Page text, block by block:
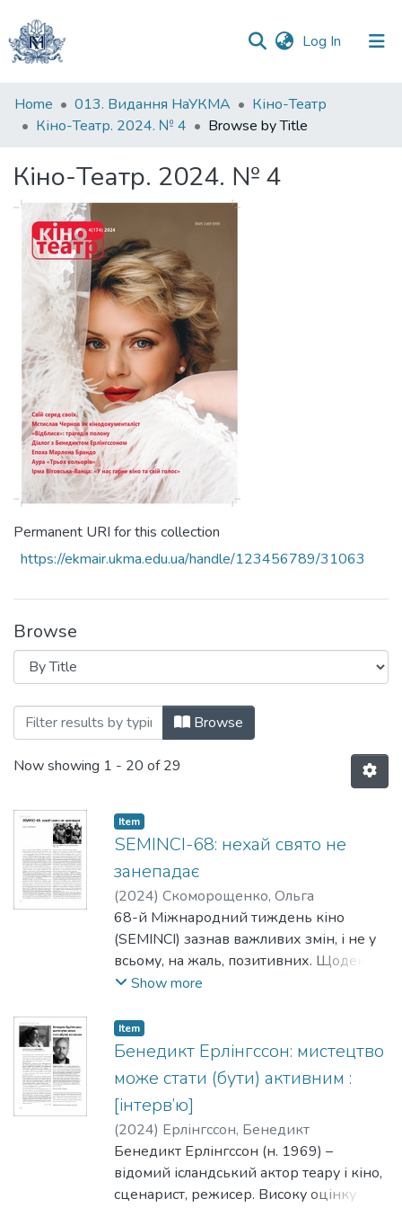
Log In (current)
Communities
&
All of DSpace
Home 013. Видання НаУКМА
Кіно-Театр
Кіно-Театр. 2024. № 4
Browse by Title
Кіно-Театр. 2024. № 4
Permanent URI for this collection
https://ekmair.ukma.edu.ua/handle/123456789/31063
Browse
Browsing Кіно-Театр. 2024. № 4 by
Browse
Now showing 1 - 20 of 29
Item
SEMINCI-68: нехай свято не
занепадає
(2024) Скоморощенко, Ольга
68-й Міжнародний тиждень кіно
(SEMINCI) зазнав важливих змін, і не у
всьому, на жаль, позитивних. Щоденне
фестивальне видання, що
авторського кіно, перестало видаватись,
а колишній доволі об’ємний каталог
фестивалю, з якого можна було
дізнатись не тільки про фільми-
учасники фестивальних програм, а й
про їхніх творців, зійшов нанівець до
невеличкої брошури. Але
найважливішою стала зміна директора
SEMINCI і великою мірою його творчо-
Show more
Item
Бенедикт Ерлінгссон: мистецтво
може стати (бути) активним :
[інтерв’ю]
(2024) Ерлінгссон, Бенедикт
Бенедикт Ерлінгссон (н. 1969) –
відомий ісландський актор теару і кіно,
сценарист, режисер. Високу оцінку